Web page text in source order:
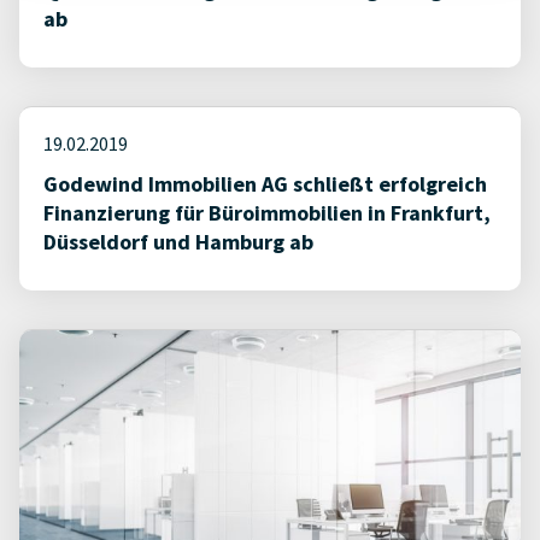
ab
19.02.2019
Godewind Immobilien AG schließt erfolgreich
Finanzierung für Büroimmobilien in Frankfurt,
Düsseldorf und Hamburg ab